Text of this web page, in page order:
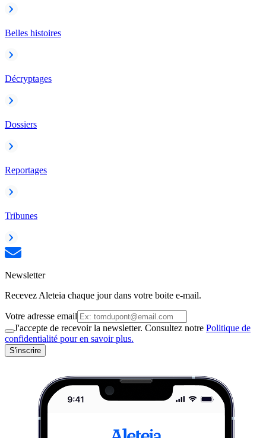
Belles histoires
Décryptages
Dossiers
Reportages
Tribunes
Newsletter
Recevez Aleteia chaque jour dans votre boite e-mail.
Votre adresse email
J'accepte de recevoir la newsletter. Consultez notre Politique de
confidentialité pour en savoir plus.
S'inscrire